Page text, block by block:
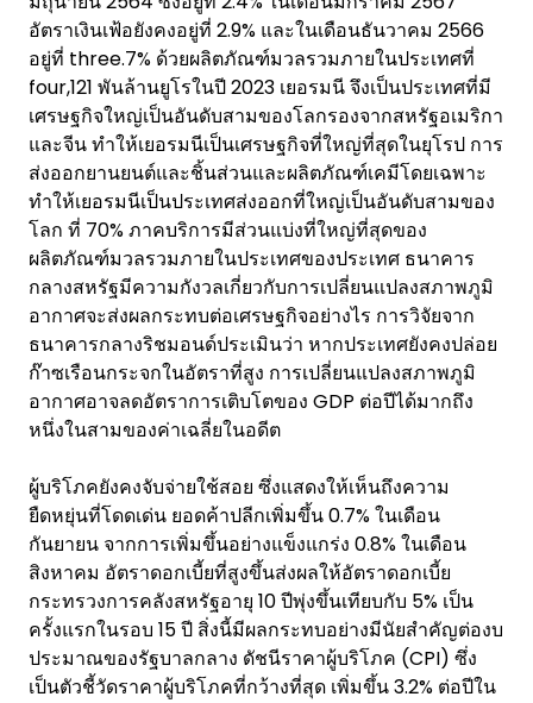
อัตราเงินเฟ้อยังคงอยู่ที่ 2.9% และในเดือนธันวาคม 2566
อยู่ที่ three.7% ด้วยผลิตภัณฑ์มวลรวมภายในประเทศที่
four,121 พันล้านยูโรในปี 2023 เยอรมนี จึงเป็นประเทศที่มี
เศรษฐกิจใหญ่เป็นอันดับสามของโลกรองจากสหรัฐอเมริกา
และจีน ทำให้เยอรมนีเป็นเศรษฐกิจที่ใหญ่ที่สุดในยุโรป การ
ส่งออกยานยนต์และชิ้นส่วนและผลิตภัณฑ์เคมีโดยเฉพาะ
ทำให้เยอรมนีเป็นประเทศส่งออกที่ใหญ่เป็นอันดับสามของ
โลก ที่ 70% ภาคบริการมีส่วนแบ่งที่ใหญ่ที่สุดของ
ผลิตภัณฑ์มวลรวมภายในประเทศของประเทศ ธนาคาร
กลางสหรัฐมีความกังวลเกี่ยวกับการเปลี่ยนแปลงสภาพภูมิ
อากาศจะส่งผลกระทบต่อเศรษฐกิจอย่างไร การวิจัยจาก
ธนาคารกลางริชมอนด์ประเมินว่า หากประเทศยังคงปล่อย
ก๊าซเรือนกระจกในอัตราที่สูง การเปลี่ยนแปลงสภาพภูมิ
อากาศอาจลดอัตราการเติบโตของ GDP ต่อปีได้มากถึง
หนึ่งในสามของค่าเฉลี่ยในอดีต
ผู้บริโภคยังคงจับจ่ายใช้สอย ซึ่งแสดงให้เห็นถึงความ
ยืดหยุ่นที่โดดเด่น ยอดค้าปลีกเพิ่มขึ้น 0.7% ในเดือน
กันยายน จากการเพิ่มขึ้นอย่างแข็งแกร่ง 0.8% ในเดือน
สิงหาคม อัตราดอกเบี้ยที่สูงขึ้นส่งผลให้อัตราดอกเบี้ย
กระทรวงการคลังสหรัฐอายุ 10 ปีพุ่งขึ้นเทียบกับ 5% เป็น
ครั้งแรกในรอบ 15 ปี สิ่งนี้มีผลกระทบอย่างมีนัยสำคัญต่องบ
ประมาณของรัฐบาลกลาง ดัชนีราคาผู้บริโภค (CPI) ซึ่ง
เป็นตัวชี้วัดราคาผู้บริโภคที่กว้างที่สุด เพิ่มขึ้น 3.2% ต่อปีใน